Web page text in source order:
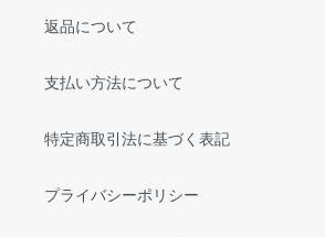
返品について
支払い方法について
特定商取引法に基づく表記
プライバシーポリシー